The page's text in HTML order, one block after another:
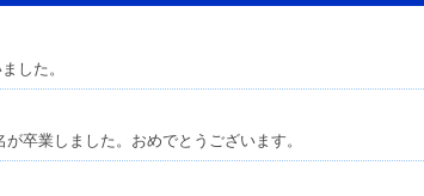
した。
卒業しました。おめでとうございます。